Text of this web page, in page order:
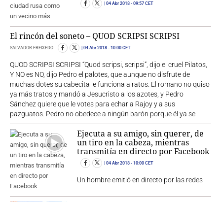
04 Abr 2018 - 09:57 CET
El rincón del soneto – QUOD SCRIPSI SCRIPSI
SALVADOR FREIXEDO 04 Abr 2018 - 10:00 CET
QUOD SCRIPSI SCRIPSI “Quod scripsi, scripsi”, dijo el cruel Pilatos,
Y NO es NO, dijo Pedro el palotes, que aunque no disfrute de
muchas dotes su cabecita le funciona a ratos. El romano no quiso
ya más tratos y mandó a Jesucristo a los azotes, y Pedro
Sánchez quiere que le votes para echar a Rajoy y a sus
pazguatos. Pedro no obedece a ningún barón porque él ya se
Ejecuta a su amigo, sin querer, de
un tiro en la cabeza, mientras
transmitía en directo por Facebook
04 Abr 2018 - 10:00 CET
Un hombre emitió en directo por las redes